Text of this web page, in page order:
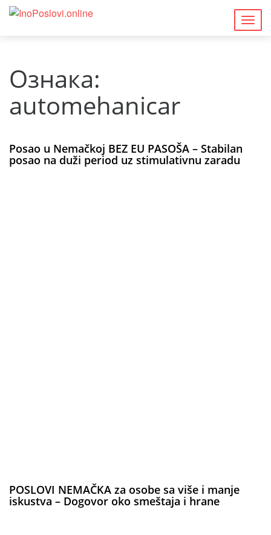
Ознака:
automehanicar
Posao u Nemačkoj BEZ EU PASOŠA – Stabilan
posao na duži period uz stimulativnu zaradu
POSLOVI NEMAČKA za osobe sa više i manje
iskustva – Dogovor oko smeštaja i hrane